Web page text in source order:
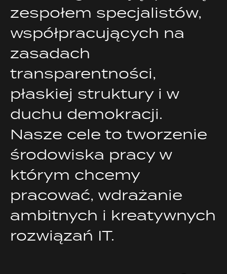
zespołem specjalistów,
współpracujących na
zasadach
transparentności,
płaskiej struktury i w
duchu demokracji.
Nasze cele to tworzenie
środowiska pracy w
którym chcemy
pracować, wdrażanie
ambitnych i kreatywnych
rozwiązań IT.